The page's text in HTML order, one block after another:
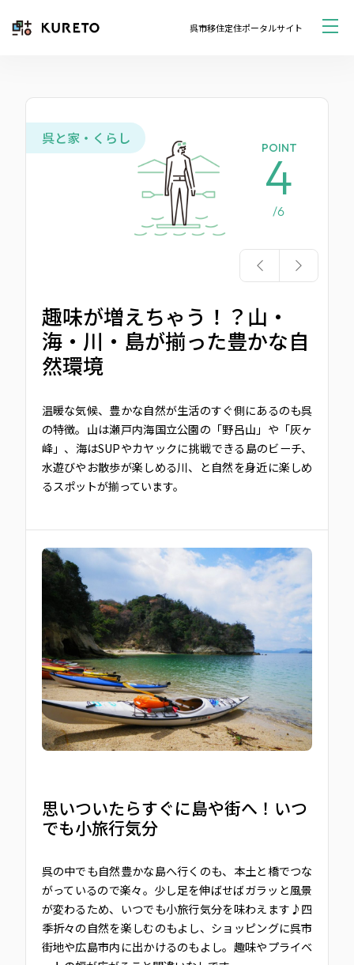
呉市移住定住ポータルサイト
呉と家・くらし
POINT
4
/6
趣味が増えちゃう！？山・
海・川・島が揃った豊かな自
然環境
温暖な気候、豊かな自然が生活のすぐ側にあるのも呉
の特徴。山は瀬戸内海国立公園の「野呂山」や「灰ヶ
峰」、海はSUPやカヤックに挑戦できる島のビーチ、
水遊びやお散歩が楽しめる川、と自然を身近に楽しめ
るスポットが揃っています。
思いついたらすぐに島や街へ！いつ
でも小旅行気分
呉の中でも自然豊かな島へ行くのも、本土と橋でつな
がっているので楽々。少し足を伸ばせばガラッと風景
が変わるため、いつでも小旅行気分を味わえます♪四
季折々の自然を楽しむのもよし、ショッピングに呉市
街地や広島市内に出かけるのもよし。趣味やプライベ